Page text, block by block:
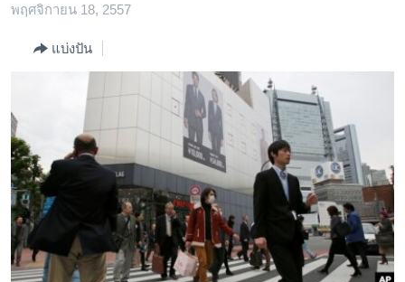
ไป
การ
ค้นหา
ไทย
ธุรกิจ
วิทยาศาสตร์
สังคมและสุขภาพ
ไลฟ์สไตล์
ตรวจสอบข่าว
เรียนรู้ภาษาอังกฤษ
พอดคาสต์
พฤศจิกายน 18, 2557
แบ่งปัน